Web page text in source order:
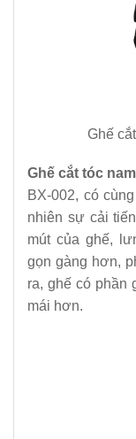
Ghế
Ghế cắt tóc
BX-002, có
nhiên sự cải
mút của ghế,
gọn gàng hơn,
ra, ghế có phần
mái hơn.